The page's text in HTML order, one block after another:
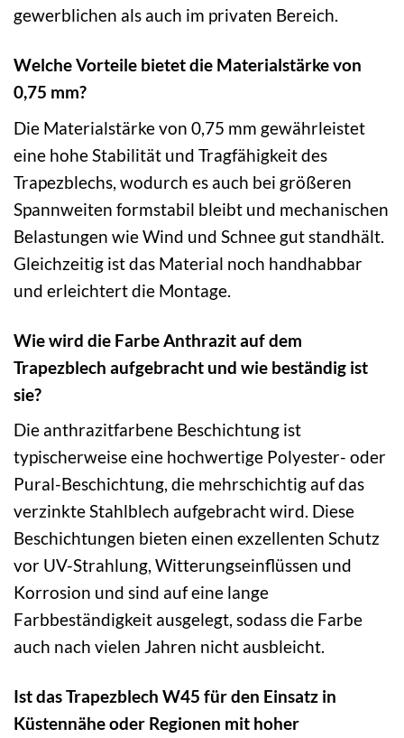
gewerblichen als auch im privaten Bereich.
Welche Vorteile bietet die Materialstärke von
0,75 mm?
Die Materialstärke von 0,75 mm gewährleistet
eine hohe Stabilität und Tragfähigkeit des
Trapezblechs, wodurch es auch bei größeren
Spannweiten formstabil bleibt und mechanischen
Belastungen wie Wind und Schnee gut standhält.
Gleichzeitig ist das Material noch handhabbar
und erleichtert die Montage.
Wie wird die Farbe Anthrazit auf dem
Trapezblech aufgebracht und wie beständig ist
sie?
Die anthrazitfarbene Beschichtung ist
typischerweise eine hochwertige Polyester- oder
Pural-Beschichtung, die mehrschichtig auf das
verzinkte Stahlblech aufgebracht wird. Diese
Beschichtungen bieten einen exzellenten Schutz
vor UV-Strahlung, Witterungseinflüssen und
Korrosion und sind auf eine lange
Farbbeständigkeit ausgelegt, sodass die Farbe
auch nach vielen Jahren nicht ausbleicht.
Ist das Trapezblech W45 für den Einsatz in
Küstennähe oder Regionen mit hoher